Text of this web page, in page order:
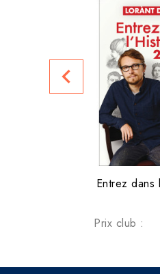
Entrez
Prix club :
navigate_before